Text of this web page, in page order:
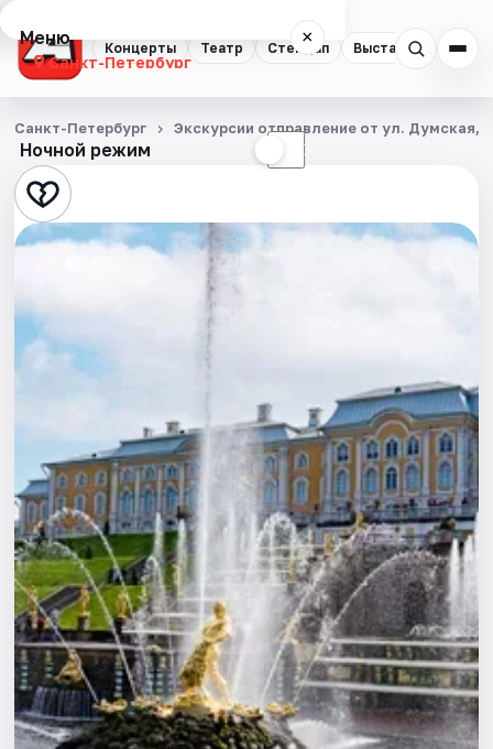
Концерты Театр Стендап Выставки
Меню ×
Санкт-Петербург
Концерты
Театр
Стендап
Квесты
Экскурсии
События
Города
Площадки
Артисты
Рейтинги
Ночной режим ☾
Санкт-Петербург Экскурсии отправление от ул. Думская,